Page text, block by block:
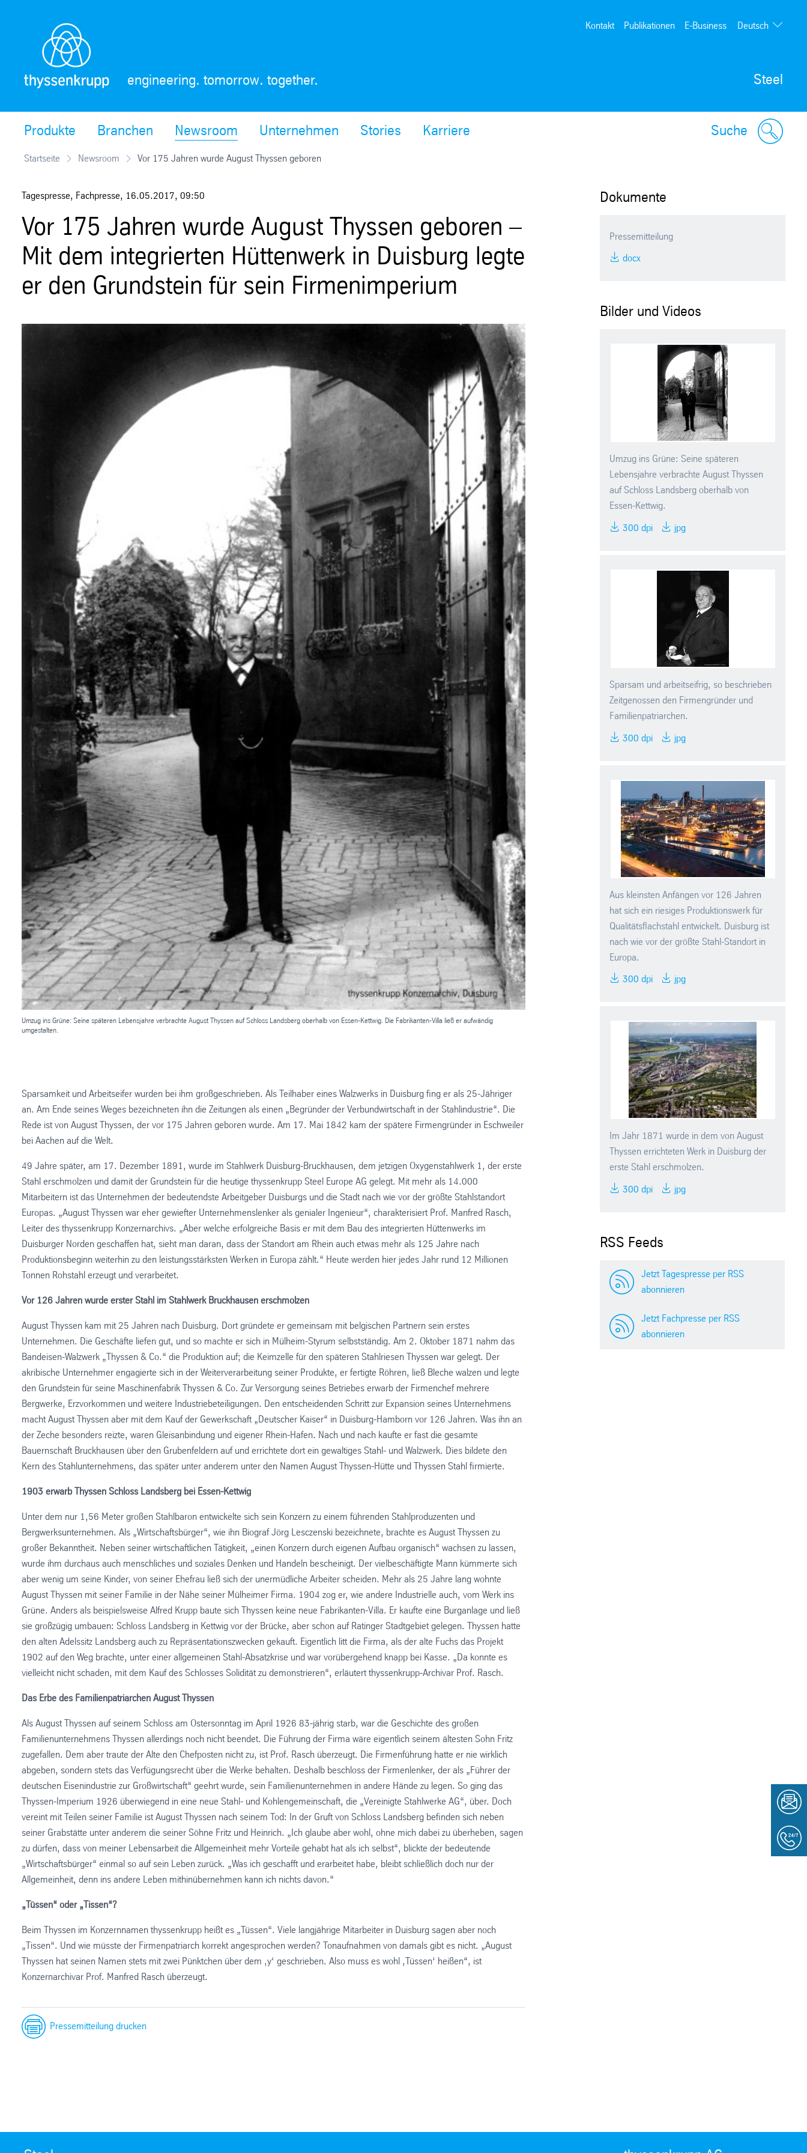
Steel
engineering. tomorrow. together.
Kontakt Publikationen E-Business Deutsch
Suche
Produkte Branchen Newsroom Unternehmen Stories Karriere
Startseite Newsroom Vor 175 Jahren wurde August Thyssen geboren
Tagespresse, Fachpresse, 16.05.2017, 09:50
Vor 175 Jahren wurde August Thyssen geboren –
Mit dem integrierten Hüttenwerk in Duisburg legte
er den Grundstein für sein Firmenimperium
Umzug ins Grüne: Seine späteren Lebensjahre verbrachte August Thyssen auf Schloss Landsberg oberhalb von Essen-Kettwig. Die Fabrikanten-Villa ließ er aufwändig
umgestalten.
Sparsamkeit und Arbeitseifer wurden bei ihm großgeschrieben. Als Teilhaber eines Walzwerks in Duisburg fing er als 25-Jähriger
an. Am Ende seines Weges bezeichneten ihn die Zeitungen als einen „Begründer der Verbundwirtschaft in der Stahlindustrie“. Die
Rede ist von August Thyssen, der vor 175 Jahren geboren wurde. Am 17. Mai 1842 kam der spätere Firmengründer in Eschweiler
bei Aachen auf die Welt.
49 Jahre später, am 17. Dezember 1891, wurde im Stahlwerk Duisburg-Bruckhausen, dem jetzigen Oxygenstahlwerk 1, der erste
Stahl erschmolzen und damit der Grundstein für die heutige thyssenkrupp Steel Europe AG gelegt. Mit mehr als 14.000
Mitarbeitern ist das Unternehmen der bedeutendste Arbeitgeber Duisburgs und die Stadt nach wie vor der größte Stahlstandort
Europas. „August Thyssen war eher gewiefter Unternehmenslenker als genialer Ingenieur“, charakterisiert Prof. Manfred Rasch,
Leiter des thyssenkrupp Konzernarchivs. „Aber welche erfolgreiche Basis er mit dem Bau des integrierten Hüttenwerks im
Duisburger Norden geschaffen hat, sieht man daran, dass der Standort am Rhein auch etwas mehr als 125 Jahre nach
Produktionsbeginn weiterhin zu den leistungsstärksten Werken in Europa zählt.“ Heute werden hier jedes Jahr rund 12 Millionen
Tonnen Rohstahl erzeugt und verarbeitet.
Vor 126 Jahren wurde erster Stahl im Stahlwerk Bruckhausen erschmolzen
August Thyssen kam mit 25 Jahren nach Duisburg. Dort gründete er gemeinsam mit belgischen Partnern sein erstes
Unternehmen. Die Geschäfte liefen gut, und so machte er sich in Mülheim-Styrum selbstständig. Am 2. Oktober 1871 nahm das
Bandeisen-Walzwerk „Thyssen & Co.“ die Produktion auf; die Keimzelle für den späteren Stahlriesen Thyssen war gelegt. Der
akribische Unternehmer engagierte sich in der Weiterverarbeitung seiner Produkte, er fertigte Röhren, ließ Bleche walzen und legte
den Grundstein für seine Maschinenfabrik Thyssen & Co. Zur Versorgung seines Betriebes erwarb der Firmenchef mehrere
Bergwerke, Erzvorkommen und weitere Industriebeteiligungen. Den entscheidenden Schritt zur Expansion seines Unternehmens
macht August Thyssen aber mit dem Kauf der Gewerkschaft „Deutscher Kaiser“ in Duisburg-Hamborn vor 126 Jahren. Was ihn an
der Zeche besonders reizte, waren Gleisanbindung und eigener Rhein-Hafen. Nach und nach kaufte er fast die gesamte
Bauernschaft Bruckhausen über den Grubenfeldern auf und errichtete dort ein gewaltiges Stahl- und Walzwerk. Dies bildete den
Kern des Stahlunternehmens, das später unter anderem unter den Namen August Thyssen-Hütte und Thyssen Stahl firmierte.
1903 erwarb Thyssen Schloss Landsberg bei Essen-Kettwig
Unter dem nur 1,56 Meter großen Stahlbaron entwickelte sich sein Konzern zu einem führenden Stahlproduzenten und
Bergwerksunternehmen. Als „Wirtschaftsbürger“, wie ihn Biograf Jörg Lesczenski bezeichnete, brachte es August Thyssen zu
großer Bekanntheit. Neben seiner wirtschaftlichen Tätigkeit, „einen Konzern durch eigenen Aufbau organisch“ wachsen zu lassen,
wurde ihm durchaus auch menschliches und soziales Denken und Handeln bescheinigt. Der vielbeschäftigte Mann kümmerte sich
aber wenig um seine Kinder, von seiner Ehefrau ließ sich der unermüdliche Arbeiter scheiden. Mehr als 25 Jahre lang wohnte
August Thyssen mit seiner Familie in der Nähe seiner Mülheimer Firma. 1904 zog er, wie andere Industrielle auch, vom Werk ins
Grüne. Anders als beispielsweise Alfred Krupp baute sich Thyssen keine neue Fabrikanten-Villa. Er kaufte eine Burganlage und ließ
sie großzügig umbauen: Schloss Landsberg in Kettwig vor der Brücke, aber schon auf Ratinger Stadtgebiet gelegen. Thyssen hatte
den alten Adelssitz Landsberg auch zu Repräsentationszwecken gekauft. Eigentlich litt die Firma, als der alte Fuchs das Projekt
1902 auf den Weg brachte, unter einer allgemeinen Stahl-Absatzkrise und war vorübergehend knapp bei Kasse. „Da konnte es
vielleicht nicht schaden, mit dem Kauf des Schlosses Solidität zu demonstrieren“, erläutert thyssenkrupp-Archivar Prof. Rasch.
Das Erbe des Familienpatriarchen August Thyssen
Als August Thyssen auf seinem Schloss am Ostersonntag im April 1926 83-jährig starb, war die Geschichte des großen
Familienunternehmens Thyssen allerdings noch nicht beendet. Die Führung der Firma wäre eigentlich seinem ältesten Sohn Fritz
zugefallen. Dem aber traute der Alte den Chefposten nicht zu, ist Prof. Rasch überzeugt. Die Firmenführung hatte er nie wirklich
abgeben, sondern stets das Verfügungsrecht über die Werke behalten. Deshalb beschloss der Firmenlenker, der als „Führer der
deutschen Eisenindustrie zur Großwirtschaft“ geehrt wurde, sein Familienunternehmen in andere Hände zu legen. So ging das
Thyssen-Imperium 1926 überwiegend in eine neue Stahl- und Kohlengemeinschaft, die „Vereinigte Stahlwerke AG“, über. Doch
vereint mit Teilen seiner Familie ist August Thyssen nach seinem Tod: In der Gruft von Schloss Landsberg befinden sich neben
seiner Grabstätte unter anderem die seiner Söhne Fritz und Heinrich. „Ich glaube aber wohl, ohne mich dabei zu überheben, sagen
zu dürfen, dass von meiner Lebensarbeit die Allgemeinheit mehr Vorteile gehabt hat als ich selbst“, blickte der bedeutende
„Wirtschaftsbürger“ einmal so auf sein Leben zurück. „Was ich geschafft und erarbeitet habe, bleibt schließlich doch nur der
Allgemeinheit, denn ins andere Leben mithinübernehmen kann ich nichts davon.“
„Tüssen“ oder „Tissen“?
Beim Thyssen im Konzernnamen thyssenkrupp heißt es „Tüssen“. Viele langjährige Mitarbeiter in Duisburg sagen aber noch
„Tissen“. Und wie müsste der Firmenpatriarch korrekt angesprochen werden? Tonaufnahmen von damals gibt es nicht. „August
Thyssen hat seinen Namen stets mit zwei Pünktchen über dem ,y‘ geschrieben. Also muss es wohl ,Tüssen‘ heißen“, ist
Konzernarchivar Prof. Manfred Rasch überzeugt.
Pressemitteilung drucken
Dokumente
Pressemitteilung
docx
Bilder und Videos
Umzug ins Grüne: Seine späteren
Lebensjahre verbrachte August Thyssen
auf Schloss Landsberg oberhalb von
Essen-Kettwig.
300 dpi jpg
Sparsam und arbeitseifrig, so beschrieben
Zeitgenossen den Firmengründer und
Familienpatriarchen.
300 dpi jpg
Aus kleinsten Anfängen vor 126 Jahren
hat sich ein riesiges Produktionswerk für
Qualitätsflachstahl entwickelt. Duisburg ist
nach wie vor der größte Stahl-Standort in
Europa.
300 dpi jpg
Im Jahr 1871 wurde in dem von August
Thyssen errichteten Werk in Duisburg der
erste Stahl erschmolzen.
300 dpi jpg
RSS Feeds
Jetzt Tagespresse per RSS
abonnieren
Jetzt Fachpresse per RSS
abonnieren